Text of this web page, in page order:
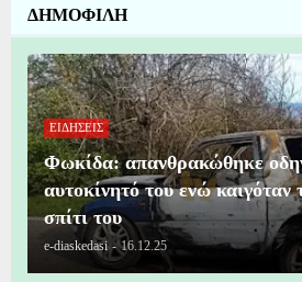
ΔΗΜΟΦΙΛΗ
ΕΙΔΗΣΕΙΣ
Φωκίδα: απανθρακώθηκε
αυτοκίνητό του ενώ καιγόταν
σπίτι του
e-diaskedasi - 16.12.25